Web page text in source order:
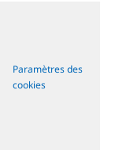
Paramètres des
cookies